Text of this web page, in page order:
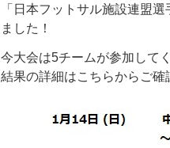
「日本フットサル施設連盟
ました！
今大会は5チームが参加して
結果の詳細はこちらからご確